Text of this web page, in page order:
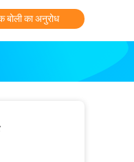
बोली का अनुरोध